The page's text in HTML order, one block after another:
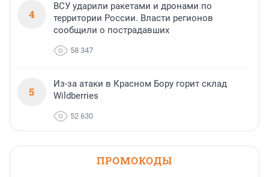
4
ВСУ ударили ракетами и дронами по
территории России. Власти регионов
сообщили о пострадавших
58 347
5
Из-за атаки в Красном Бору горит склад
Wildberries
52 630
ПРОМОКОДЫ